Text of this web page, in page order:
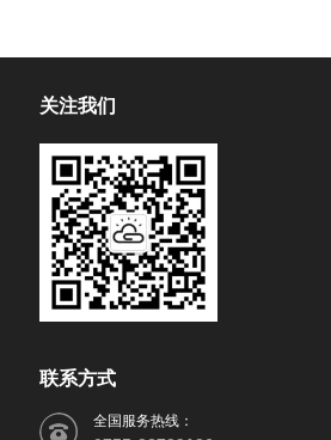
关注我们
联系方式
全国服务热线：